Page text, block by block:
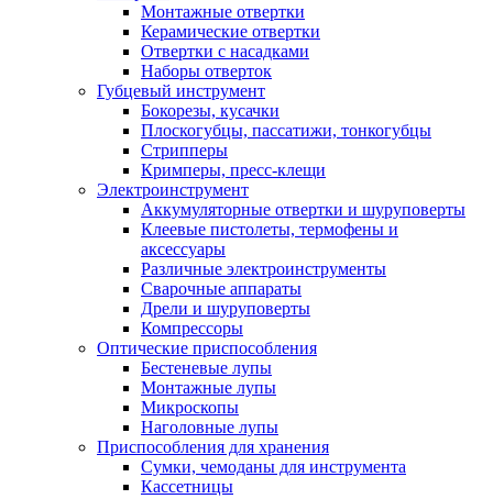
Монтажные отвертки
Керамические отвертки
Отвертки с насадками
Наборы отверток
Губцевый инструмент
Бокорезы, кусачки
Плоскогубцы, пассатижи, тонкогубцы
Стрипперы
Кримперы, пресс-клещи
Электроинструмент
Аккумуляторные отвертки и шуруповерты
Клеевые пистолеты, термофены и
аксессуары
Различные электроинструменты
Сварочные аппараты
Дрели и шуруповерты
Компрессоры
Оптические приспособления
Бестеневые лупы
Монтажные лупы
Микроскопы
Наголовные лупы
Приспособления для хранения
Сумки, чемоданы для инструмента
Кассетницы